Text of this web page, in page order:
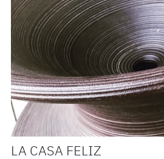
LA CASA FELIZ